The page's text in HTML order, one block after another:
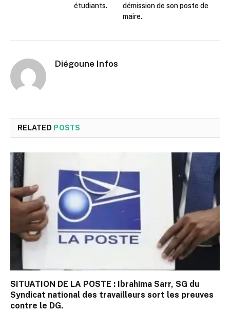
étudiants.
démission de son poste de
maire.
Diégoune Infos
RELATED POSTS
SITUATION DE LA POSTE : Ibrahima Sarr, SG du
Syndicat national des travailleurs sort les preuves
contre le DG.